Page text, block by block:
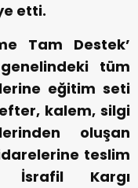
etti.
Tam Destek’
tüm
eğitim seti
kalem, silgi
oluşan
teslim
İsrafil Kargı